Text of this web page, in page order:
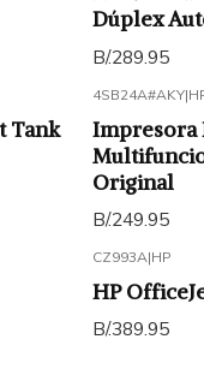
Dúplex
B/.289.95
Tank
4SB24A#AKY|
Impresora
Original
B/.249.95
CZ993A|HP
HP
B/.389.95